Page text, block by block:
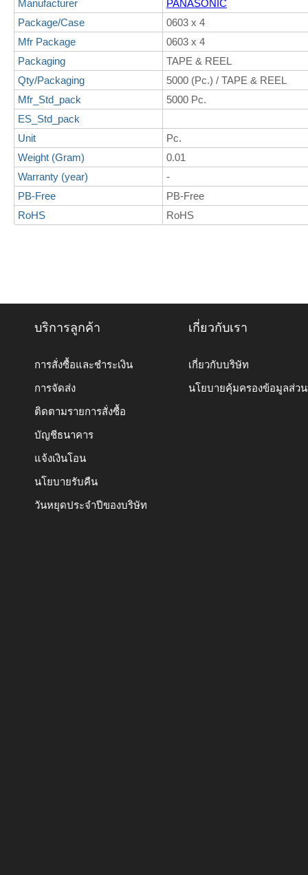
Manufacturer
PANASONIC
Package/Case
0603 x 4
Mfr Package
0603 x 4
Packaging
TAPE & REEL
Qty/Packaging
5000 (Pc.) / TAPE & REEL
Mfr_Std_pack
5000 Pc.
ES_Std_pack
Unit
Pc.
Weight (Gram)
0.01
Warranty (year)
-
PB-Free
PB-Free
RoHS
RoHS
บริการลูกค้า
การสั่งซื้อและชำระเงิน
การจัดส่ง
ติดตามรายการสั่งซื้อ
บัญชีธนาคาร
แจ้งเงินโอน
นโยบายรับคืน
วันหยุดประจำปีของบริษัท
เกี่ยวกับเรา
เกี่ยวกับบริษัท
นโยบายคุ้มครองข้อมูลส่ว